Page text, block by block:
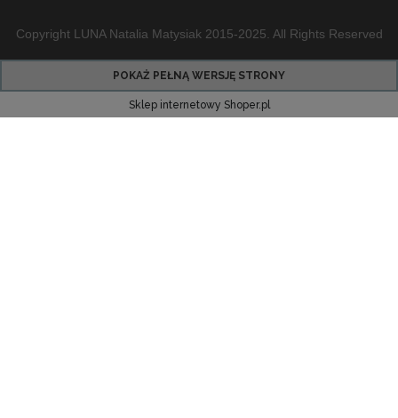
Copyright LUNA Natalia Matysiak 2015-2025. All Rights Reserved
POKAŻ PEŁNĄ WERSJĘ STRONY
Sklep internetowy Shoper.pl